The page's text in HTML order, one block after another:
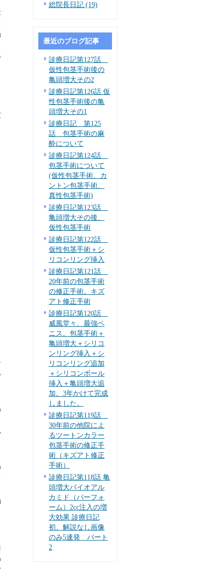
総院長日記 (19)
最近のブログ記事
診療日記第127話
仮性包茎手術後の
亀頭増大その2
診療日記第126話 仮
性包茎手術後の亀
頭増大その1
診療日記 第125
話 包茎手術の麻
酔について
診療日記第124話
包茎手術について
(仮性包茎手術、カ
ントン包茎手術、
真性包茎手術)
診療日記第123話
亀頭増大その後、
仮性包茎手術
診療日記第122話
仮性包茎手術＋シ
リコンリング挿入
診療日記第121話
20年前の包茎手術
の修正手術。キズ
アト修正手術
診療日記第120話
威風堂々、最強ペ
ニス。包茎手術＋
亀頭増大＋シリコ
ンリング挿入＋シ
リコンリング追加
＋シリコンボール
挿入＋亀頭増大追
加。3年かけて完成
しました。
診療日記第119話
30年前の他院によ
るツートンカラー
包茎手術の修正手
術（キズアト修正
手術）
診療日記第118話 亀
頭増大バイオアル
カミド（パーフォ
ーム）2cc注入の増
大効果 診療日記
初、解説なし画像
のみ5連発 パート
2